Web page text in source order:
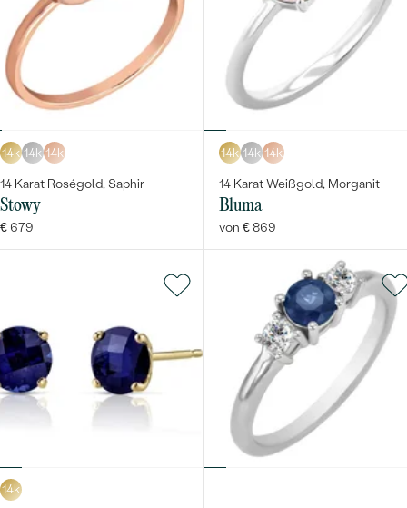
14k 14k 14k
14 Karat Roségold, Saphir
Stowy
€ 679
14k 14k 14k
14 Karat Weißgold, Morganit
Bluma
von € 869
14k